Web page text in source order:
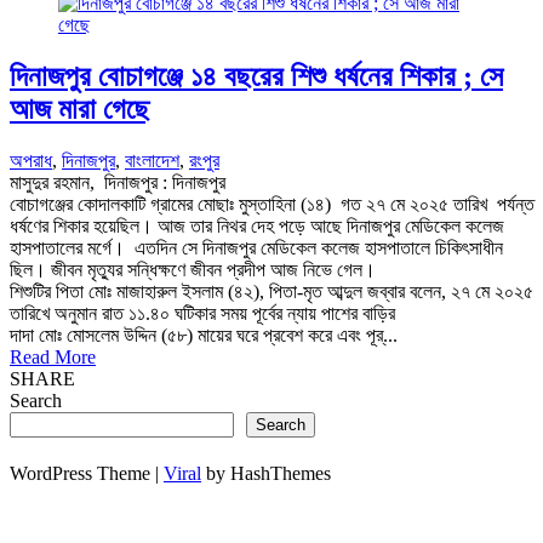
দিনাজপুর বোচাগঞ্জে ১৪ বছরের শিশু ধর্ষনের শিকার ; সে
আজ মারা গেছে
অপরাধ, দিনাজপুর, বাংলাদেশ, রংপুর
মাসুদুর রহমান, দিনাজপুর : দিনাজপুর
বোচাগঞ্জের কোদালকাটি গ্রামের মোছাঃ মুস্তাহিনা (১৪) গত ২৭ মে ২০২৫ তারিখ
ধর্ষণের শিকার হয়েছিল। আজ তার নিথর দেহ পড়ে আছে দিনাজপুর মেডিকেল কলেজ
হাসপাতালের মর্গে। এতদিন সে দিনাজপুর মেডিকেল কলেজ হাসপাতালে চিকিৎসাধীন
ছিল। জীবন মৃত্যুর সন্ধিক্ষণে জীবন প্রদীপ আজ নিভে গেল।
শিশুটির পিতা মোঃ মাজাহারুল ইসলাম (৪২), পিতা-মৃত আব্দুল জব্বার বলেন, ২৭ মে ২০২৫
তারিখে অনুমান রাত ১১.৪০ ঘটিকার সময় পূর্বের ন্যায় পাশের বাড়ির
দাদা মোঃ মোসলেম উদ্দিন (৫৮) মায়ের ঘরে প্রবেশ করে এবং পূর্...
Read More
SHARE
Search
Search
WordPress Theme | Viral by HashThemes